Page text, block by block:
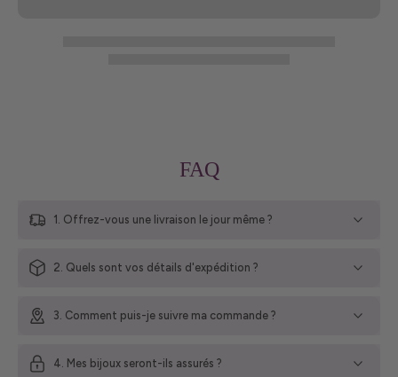
FAQ
1. Offrez-vous une livraison le jour même ?
2. Quels sont vos détails d'expédition ?
3. Comment puis-je suivre ma commande ?
4. Mes bijoux seront-ils assurés ?